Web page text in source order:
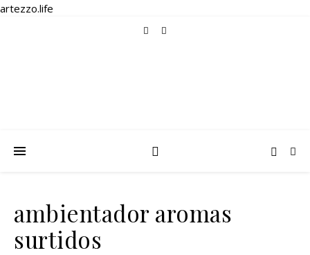
artezzo.life
ambientador aromas
surtidos